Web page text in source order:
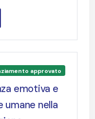
emotiva e
umane nella
approvato